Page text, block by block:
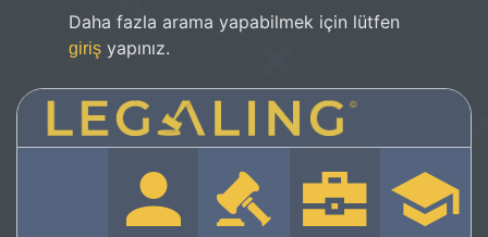
Daha fazla arama yapabilmek için lütfen
giriş yapınız.